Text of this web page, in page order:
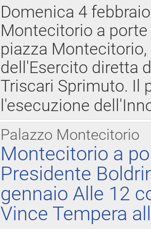
Domenica 4
Montecitorio a
piazza
dell'Esercito diretta
Triscari Sprimuto. Il
l'esecuzione
Palazzo Montecitorio
Montecitorio a
Presidente
gennaio Alle 12
Vince Tempera